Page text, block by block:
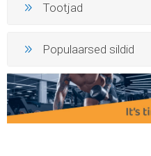
Tootjad
Populaarsed sildid